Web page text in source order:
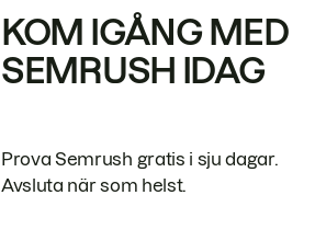
KOM IGÅNG MED
SEMRUSH IDAG
Prova Semrush gratis i sju dagar.
Avsluta när som helst.